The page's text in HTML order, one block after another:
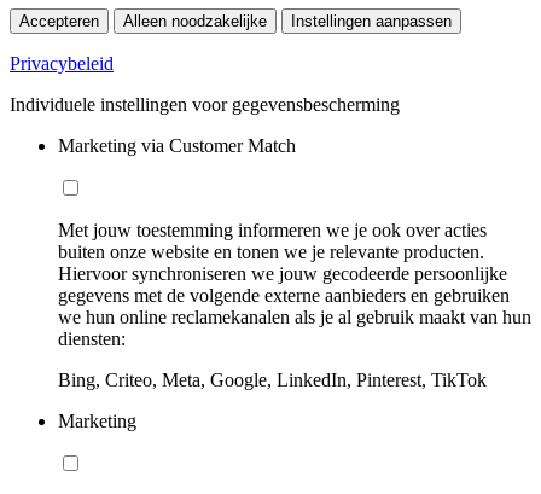
Accepteren Alleen noodzakelijke Instellingen aanpassen
Privacybeleid
Individuele instellingen voor gegevensbescherming
Marketing via Customer Match
Met jouw toestemming informeren we je ook over acties
buiten onze website en tonen we je relevante producten.
Hiervoor synchroniseren we jouw gecodeerde persoonlijke
gegevens met de volgende externe aanbieders en gebruiken
we hun online reclamekanalen als je al gebruik maakt van hun
diensten:
Bing, Criteo, Meta, Google, LinkedIn, Pinterest, TikTok
Marketing